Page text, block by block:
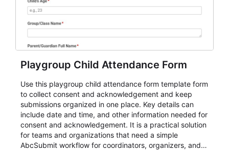
Playgroup Child Attendance Form
Use this playgroup child attendance form template form
to collect consent and acknowledgement and keep
submissions organized in one place. Key details can
include date and time, and other information needed for
consent and acknowledgement. It is a practical solution
for teams and organizations that need a simple
AbcSubmit workflow for coordinators, organizers, and